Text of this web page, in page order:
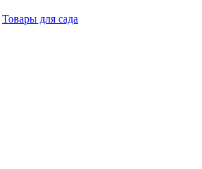
Товары для сада